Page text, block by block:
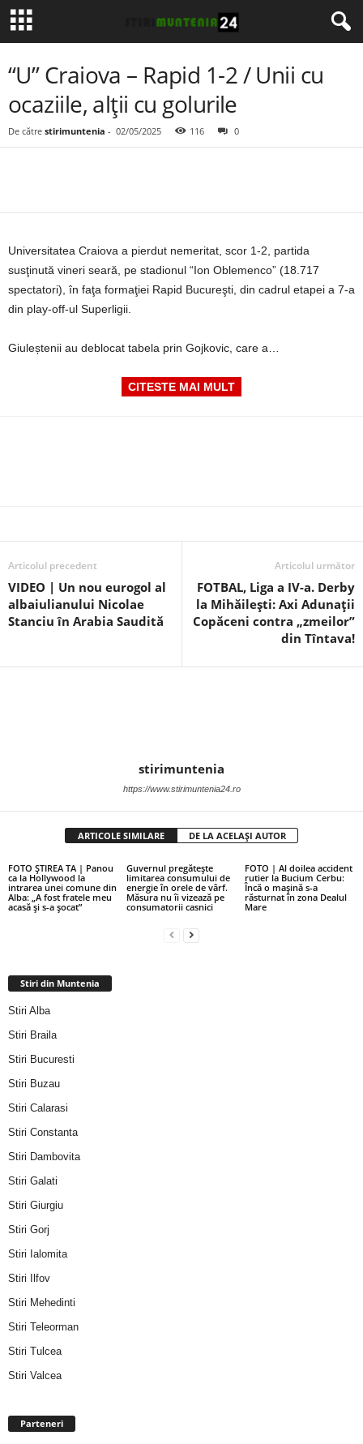
“U” Craiova – Rapid 1-2 / Unii cu
ocaziile, alții cu golurile
De către stirimuntenia - 02/05/2025 116 0
Universitatea Craiova a pierdut nemeritat, scor 1-2, partida
susţinută vineri seară, pe stadionul “Ion Oblemenco” (18.717
spectatori), în faţa formaţiei Rapid Bucureşti, din cadrul etapei a 7-a
din play-off-ul Superligii.
Giuleștenii au deblocat tabela prin Gojkovic, care a…
CITESTE MAI MULT
Articolul precedent
VIDEO | Un nou eurogol al
albaiulianului Nicolae
Stanciu în Arabia Saudită
Articolul următor
FOTBAL, Liga a IV-a. Derby
la Mihăilești: Axi Adunații
Copăceni contra „zmeilor”
din Tîntava!
stirimuntenia
https://www.stirimuntenia24.ro
ARTICOLE SIMILARE DE LA ACELAȘI AUTOR
FOTO ȘTIREA TA | Panou
ca la Hollywood la
intrarea unei comune din
Alba: „A fost fratele meu
acasă și s-a șocat”
Guvernul pregătește
limitarea consumului de
energie în orele de vârf.
Măsura nu îi vizează pe
consumatorii casnici
FOTO | Al doilea accident
rutier la Bucium Cerbu:
Încă o mașină s-a
răsturnat în zona Dealul
Mare
Stiri din Muntenia
Stiri Alba
Stiri Braila
Stiri Bucuresti
Stiri Buzau
Stiri Calarasi
Stiri Constanta
Stiri Dambovita
Stiri Galati
Stiri Giurgiu
Stiri Gorj
Stiri Ialomita
Stiri Ilfov
Stiri Mehedinti
Stiri Teleorman
Stiri Tulcea
Stiri Valcea
Parteneri